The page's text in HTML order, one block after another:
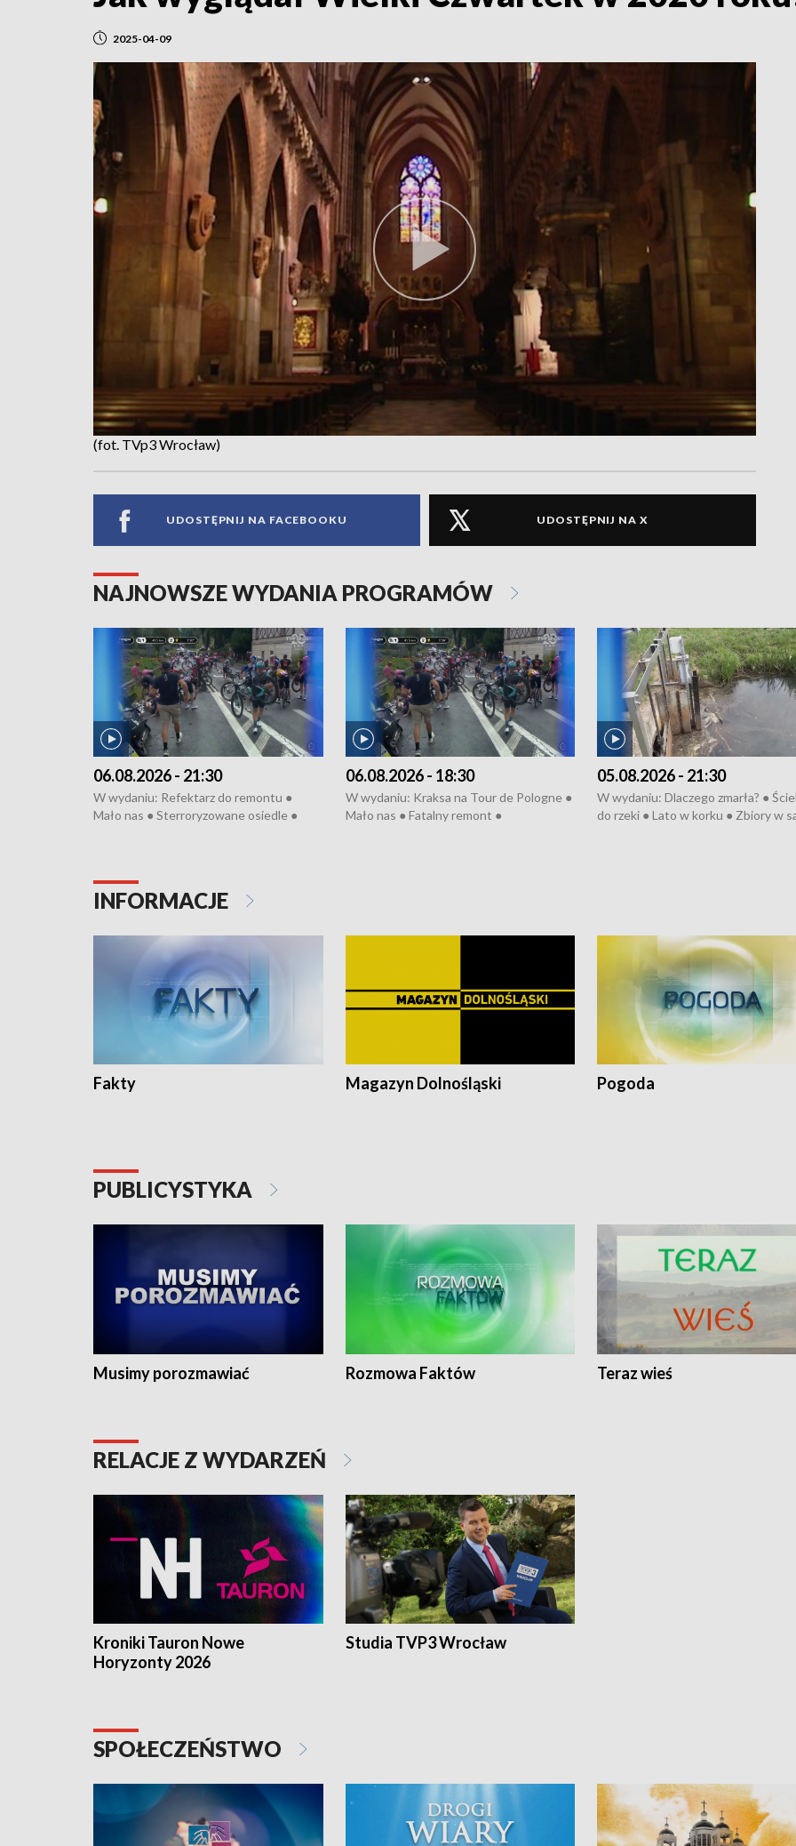
2025-04-09
(fot. TVp3 Wrocław)
UDOSTĘPNIJ NA FACEBOOKU UDOSTĘPNIJ NA X
NAJNOWSZE WYDANIA PROGRAMÓW
06.08.2026 - 21:30
W wydaniu: Refektarz do remontu ●
Mało nas ● Sterroryzowane osiedle ●
Pologne
06.08.2026 - 18:30
W wydaniu: Kraksa na Tour de Pologne ●
Mało nas ● Fatalny remont ●
05.08.2026 - 21:30
W wydaniu: Dlaczego zmarła? ●
do rzeki ● Lato w korku ● Zbiory w
INFORMACJE
Fakty Magazyn Dolnośląski Pogoda
PUBLICYSTYKA
Musimy porozmawiać Rozmowa Faktów Teraz wieś
RELACJE Z WYDARZEŃ
Kroniki Tauron Nowe
Horyzonty 2026
Studia TVP3 Wrocław
SPOŁECZEŃSTWO